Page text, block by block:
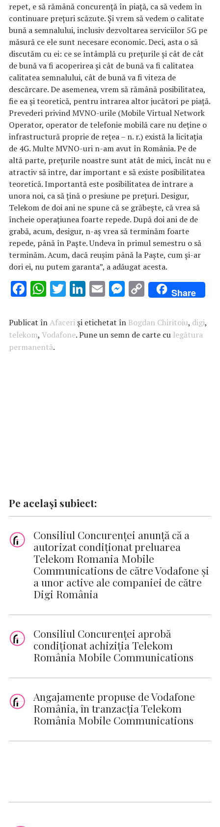
repet, e să rămână concurenţă în piaţă, ca să vedem în
continuare preţuri scăzute. Şi vrem să vedem o calitate
bună a semnalului, inclusiv dezvoltarea serviciilor 5G pe
măsură ce ele sunt necesare economic. Deci, asta o să
discutăm cu ei: ce se întâmplă cu preţurile şi cât de cât
de bună va fi acoperirea şi cât de bună va fi calitatea
calitatea semnalului, cât de bună va fi viteza de
descărcare. De asemenea, vrem să rămână posibilitatea,
fie ea şi teoretică, pentru intrarea altor jucători pe piaţă.
Prevederi privind MVNO-urile (Mobile Virtual Network
Operator, operator de telefonie mobilă care nu deţine o
infrastructură proprie de reţea – n. r.) există la licitaţia
de 4G. Multe MVNO-uri n-am avut în România. Pe de
altă parte, preţurile noastre sunt atât de mici, încât nu e
atractiv să intre, dar important e să existe posibilitatea
teoretică. Importantă este posibilitatea de intrare a
unora noi, ca să ţină o presiune pe preţuri. Desigur,
Telekom de doi ani ne spune că se grăbeşte, că vrea să
încheie operaţiunea foarte repede. După doi ani de de
grabă, acum, desigur, n-aş vrea să terminăm foarte
repede, până în Paşte. Undeva în primul semestru o să
terminăm. Acum, dacă reuşim până la Paşte, cum şi-ar
dori ei, nu putem garanta”, a adăugat acesta.
F
e
b
o
W
at
s
A
T
it
te
Li
k
e
E
ai
l
M
se
n
C
o
p
y
Share
Publicat înAfaceriși etichetat în Bogdan Chiritoiu, digi,
telekom, Vodafone. Pune un semn de carte cu legătura
permanentă.
Pe același subiect:
Consiliul Concurenței anunță că a
autorizat condiționat preluarea
Telekom Romania Mobile
Communications de către Vodafone și
a unor active ale companiei de către
Digi România
Consiliul Concurenței aprobă
condiționat achiziția Telekom
România Mobile Communications
Angajamente propuse de Vodafone
România, în tranzacția Telekom
România Mobile Communications